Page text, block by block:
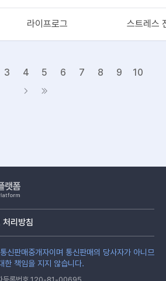
라이프로그 스트레스
3 4 5 6 7 8 9 10
처리방침
신판매중개자이며 통신판매의 당사자가 아니므
한 책임을 지지 않습니다.